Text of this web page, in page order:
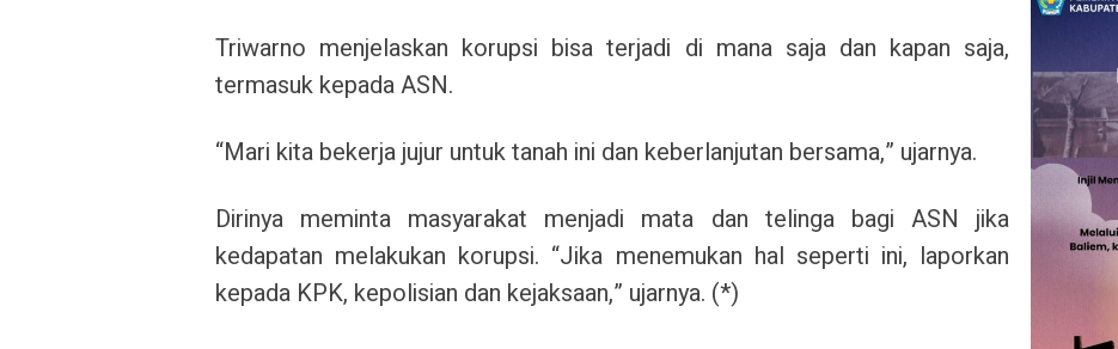
Triwarno menjelaskan korupsi bisa terjadi di mana saja dan kapan saja,
termasuk kepada ASN.
“Mari kita bekerja jujur untuk tanah ini dan keberlanjutan bersama,” ujarnya.
Dirinya meminta masyarakat menjadi mata dan telinga bagi ASN jika
kedapatan melakukan korupsi. “Jika menemukan hal seperti ini, laporkan
kepada KPK, kepolisian dan kejaksaan,” ujarnya. (*)